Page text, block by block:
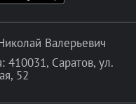
Валерьевич
410031, Саратов, ул.
52